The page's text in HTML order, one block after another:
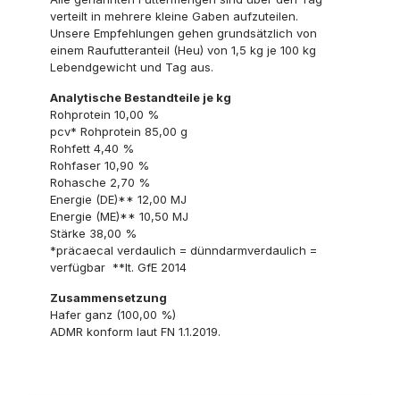
verteilt in mehrere kleine Gaben aufzuteilen.
Unsere Empfehlungen gehen grundsätzlich von
einem Raufutteranteil (Heu) von 1,5 kg je 100 kg
Lebendgewicht und Tag aus.
Analytische Bestandteile je kg
Rohprotein 10,00 %
pcv* Rohprotein 85,00 g
Rohfett 4,40 %
Rohfaser 10,90 %
Rohasche 2,70 %
Energie (DE)** 12,00 MJ
Energie (ME)** 10,50 MJ
Stärke 38,00 %
*präcaecal verdaulich = dünndarmverdaulich =
verfügbar **lt. GfE 2014
Zusammensetzung
Hafer ganz (100,00 %)
ADMR konform laut FN 1.1.2019.